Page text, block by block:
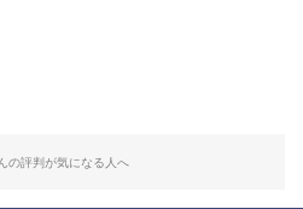
の評判が気になる人へ